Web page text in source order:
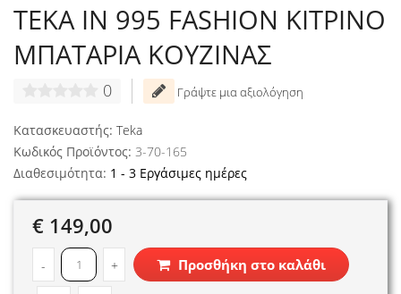
TEKA IN 995 FASHION ΚΙΤΡΙΝΟ
ΜΠΑΤΑΡΙΑ ΚΟΥΖΙΝΑΣ
0 Γράψτε μια αξιολόγηση
Κατασκευαστής: Teka
Κωδικός Προϊόντος: 3-70-165
Διαθεσιμότητα: 1 - 3 Εργάσιμες ημέρες
€ 149,00
- + Προσθήκη στο καλάθι